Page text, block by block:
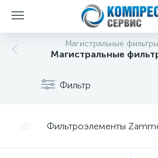
Магистральные
Магистральные
Фильтр
Фильтроэлементы